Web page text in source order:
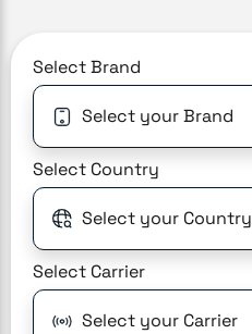
SelectBrand
Select your Brand
Select Country
Select your Country
Select Carrier
Select your Carrier